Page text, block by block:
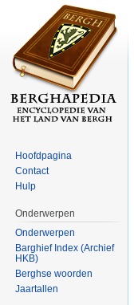
Hoofdpagina
Contact
Hulp
Onderwerpen
Onderwerpen
Barghief Index (Archief
HKB)
Berghse woorden
Jaartallen